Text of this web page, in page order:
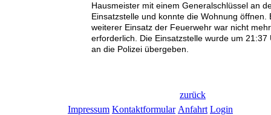
Hausmeister mit einem Generalschlüssel an
Einsatzstelle und konnte die Wohnung öffnen.
weiterer Einsatz der Feuerwehr war nicht mehr
erforderlich. Die Einsatzstelle wurde um 21:37
an die Polizei übergeben.
zurück
Impressum Kontaktformular Anfahrt Login